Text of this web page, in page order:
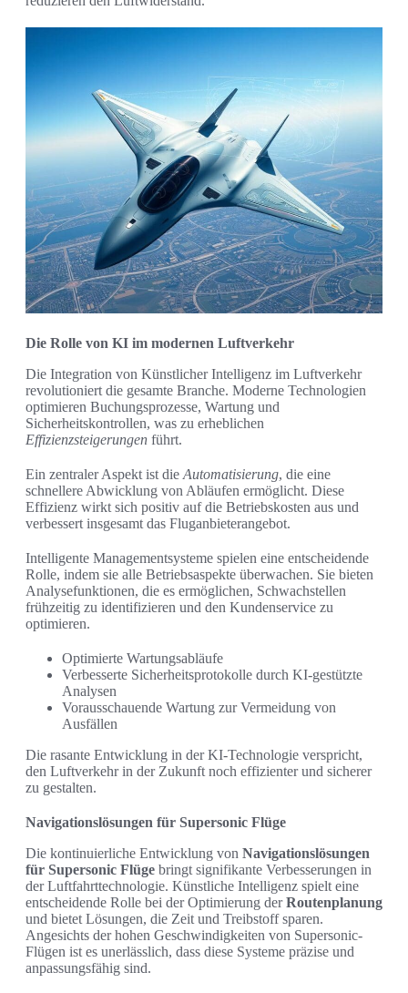
Die Rolle von KI im modernen Luftverkehr
Die Integration von Künstlicher Intelligenz im Luftverkehr
revolutioniert die gesamte Branche. Moderne Technologien
optimieren Buchungsprozesse, Wartung und
Sicherheitskontrollen, was zu erheblichen
Effizienzsteigerungen führt.
Ein zentraler Aspekt ist die Automatisierung, die eine
schnellere Abwicklung von Abläufen ermöglicht. Diese
Effizienz wirkt sich positiv auf die Betriebskosten aus und
verbessert insgesamt das Fluganbieterangebot.
Intelligente Managementsysteme spielen eine entscheidende
Rolle, indem sie alle Betriebsaspekte überwachen. Sie bieten
Analysefunktionen, die es ermöglichen, Schwachstellen
frühzeitig zu identifizieren und den Kundenservice zu
optimieren.
Optimierte Wartungsabläufe
Verbesserte Sicherheitsprotokolle durch KI-gestützte
Analysen
Vorausschauende Wartung zur Vermeidung von
Ausfällen
Die rasante Entwicklung in der KI-Technologie verspricht,
den Luftverkehr in der Zukunft noch effizienter und sicherer
zu gestalten.
Navigationslösungen für Supersonic Flüge
Die kontinuierliche Entwicklung von Navigationslösungen
für Supersonic Flüge bringt signifikante Verbesserungen in
der Luftfahrttechnologie. Künstliche Intelligenz spielt eine
entscheidende Rolle bei der Optimierung derRoutenplanung
und bietet Lösungen, die Zeit und Treibstoff sparen.
Angesichts der hohen Geschwindigkeiten von Supersonic-
Flügen ist es unerlässlich, dass diese Systeme präzise und
anpassungsfähig sind.